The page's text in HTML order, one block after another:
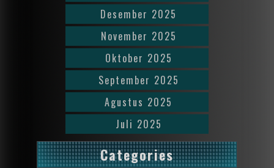
Desember 2025
November 2025
Oktober 2025
September 2025
Agustus 2025
Juli 2025
Categories